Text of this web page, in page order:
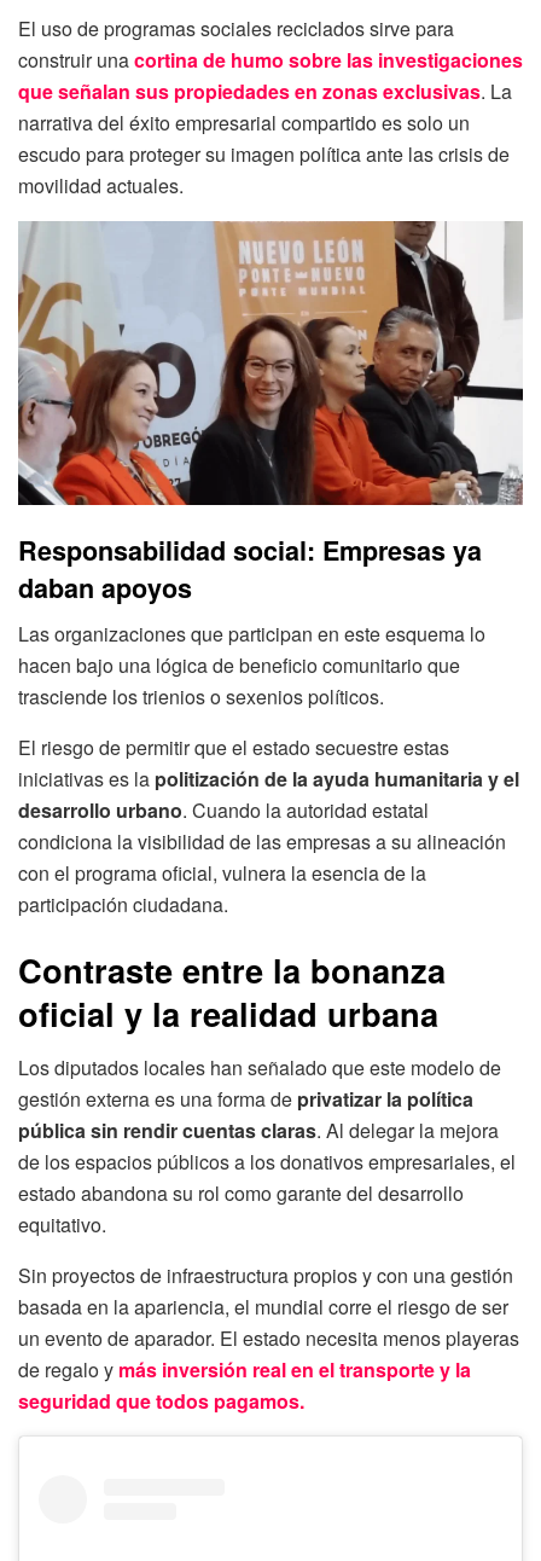
El uso de programas sociales reciclados sirve para
construir unacortina de humo sobre las investigaciones
que señalan sus propiedades en zonas exclusivas. La
narrativa del éxito empresarial compartido es solo un
escudo para proteger su imagen política ante las crisis de
movilidad actuales.
Responsabilidad social: Empresas ya
daban apoyos
Las organizaciones que participan en este esquema lo
hacen bajo una lógica de beneficio comunitario que
trasciende los trienios o sexenios políticos.
El riesgo de permitir que el estado secuestre estas
iniciativas es la politización de la ayuda humanitaria y el
desarrollo urbano. Cuando la autoridad estatal
condiciona la visibilidad de las empresas a su alineación
con el programa oficial, vulnera la esencia de la
participación ciudadana.
Contraste entre la bonanza
oficial y la realidad urbana
Los diputados locales han señalado que este modelo de
gestión externa es una forma de privatizar la política
pública sin rendir cuentas claras. Al delegar la mejora
de los espacios públicos a los donativos empresariales, el
estado abandona su rol como garante del desarrollo
equitativo.
Sin proyectos de infraestructura propios y con una gestión
basada en la apariencia, el mundial corre el riesgo de ser
un evento de aparador. El estado necesita menos playeras
de regalo y más inversión real en el transporte y la
seguridad que todos pagamos.